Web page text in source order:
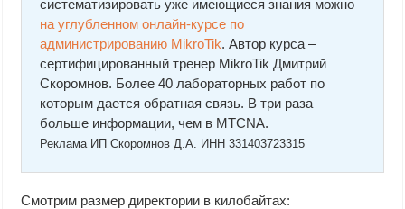
систематизировать уже имеющиеся знания можно
на углубленном онлайн-курcе по
администрированию MikroTik. Автор курcа –
сертифицированный тренер MikroTik Дмитрий
Скоромнов. Более 40 лабораторных работ по
которым дается обратная связь. В три раза
больше информации, чем в MTCNA.
Реклама ИП Скоромнов Д.А. ИНН 331403723315
Смотрим размер директории в килобайтах: